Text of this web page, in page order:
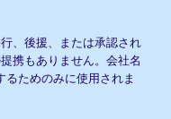
、後援、または承認され
携もありません。会社名
るためのみに使用されま